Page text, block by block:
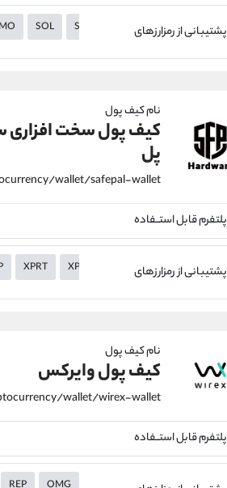
پشتیبانی از رمزارزهای SOL SC QTUM ont
نام کیف پول
کیف پول سخت
پل
پلتفرم قابل استــفاده
پشتیبانی از رمزارزهای XPRT XPR XLM XHV
نام کیف پول
کیف پول وایرکس
پلتفرم قابل استــفاده